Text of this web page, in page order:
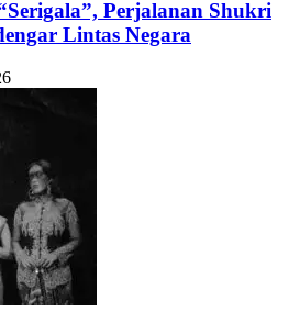
Perjalanan Shukri
Lintas Negara